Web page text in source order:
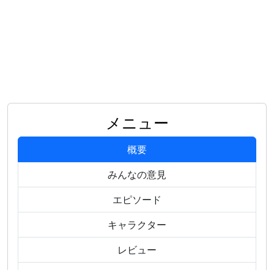
メニュー
概要
みんなの意見
エピソード
キャラクター
レビュー